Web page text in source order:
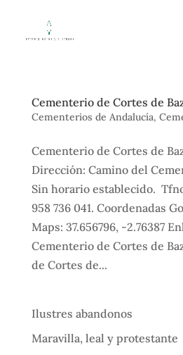
Cementerio de Cortes de
Cementerios de Andalucía,
Cementerio de Cortes de
Dirección: Camino del
Sin horario establecido.
958 736 041. Coordenadas
Maps: 37.656796, -2.76387
Cementerio de Cortes de
de Cortes de...
Ilustres abandonos
Maravilla, leal y protestante